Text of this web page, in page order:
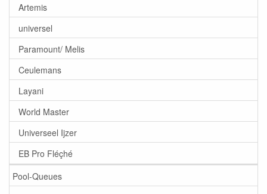
Artemis
universel
Paramount/ Melis
Ceulemans
Layani
World Master
Universeel Ijzer
EB Pro Fléçhé
Pool-Queues